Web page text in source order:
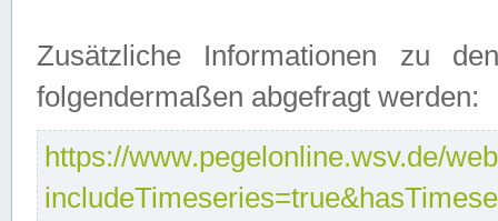
Zusätzliche Informationen zu
folgendermaßen abgefragt werden:
https://www.pegelonline.wsv.de/